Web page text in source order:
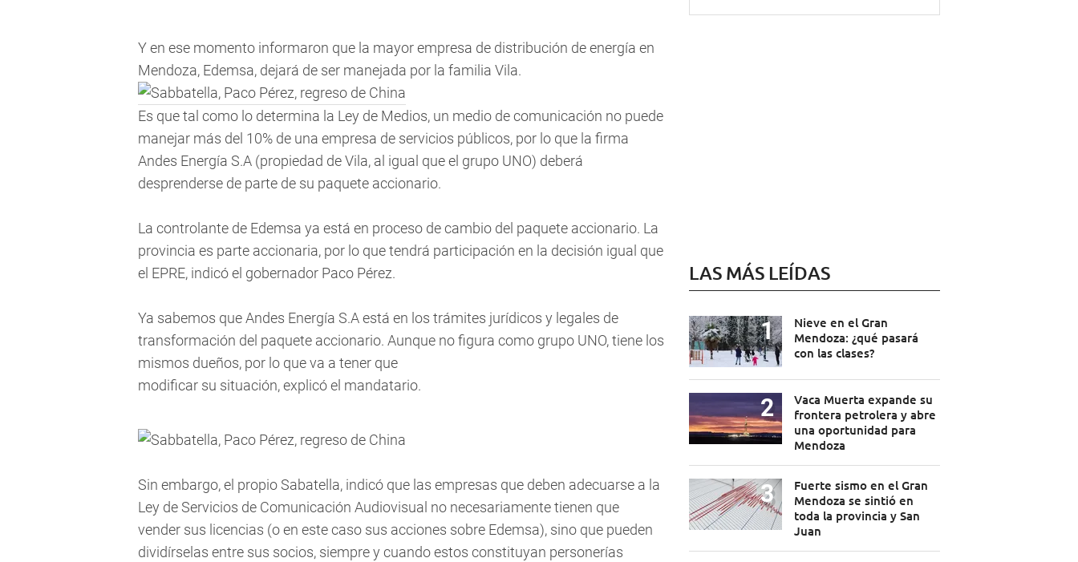
Y en ese momento informaron que la mayor empresa de distribución de energía en
Mendoza, Edemsa, dejará de ser manejada por la familia Vila.
Es que tal como lo determina la Ley de Medios, un medio de comunicación no puede
manejar más del 10% de una empresa de servicios públicos, por lo que la firma
Andes Energía S.A (propiedad de Vila, al igual que el grupo UNO) deberá
desprenderse de parte de su paquete accionario.
La controlante de Edemsa ya está en proceso de cambio del paquete accionario. La
provincia es parte accionaria, por lo que tendrá participación en la decisión igual que
el EPRE, indicó el gobernador Paco Pérez.
Ya sabemos que Andes Energía S.A está en los trámites jurídicos y legales de
transformación del paquete accionario. Aunque no figura como grupo UNO, tiene los
mismos dueños, por lo que va a tener que
modificar su situación, explicó el mandatario.
Sin embargo, el propio Sabatella, indicó que las empresas que deben adecuarse a la
Ley de Servicios de Comunicación Audiovisual no necesariamente tienen que
vender sus licencias (o en este caso sus acciones sobre Edemsa), sino que pueden
dividírselas entre sus socios, siempre y cuando estos constituyan personerías
LAS MÁS LEÍDAS
Nieve en el Gran
Mendoza: ¿qué pasará
con las clases?
Vaca Muerta expande su
frontera petrolera y abre
una oportunidad para
Mendoza
Fuerte sismo en el Gran
Mendoza se sintió en
toda la provincia y San
Juan